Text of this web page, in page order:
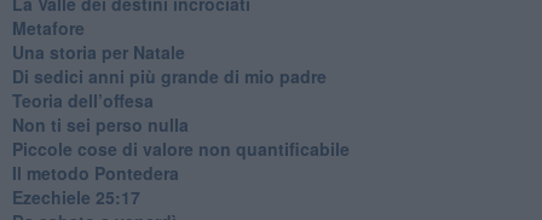
Metafore
​Una storia per Natale
​Di sedici anni più grande di mio padre
Teoria dell’offesa
​Non ti sei perso nulla
​Piccole cose di valore non quantificabile
​Il metodo Pontedera
​Ezechiele 25:17